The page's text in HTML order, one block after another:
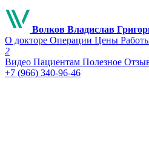
Волков Владислав
О докторе Операции Цены
2
Видео Пациентам Полезное
+7 (966) 340-96-46